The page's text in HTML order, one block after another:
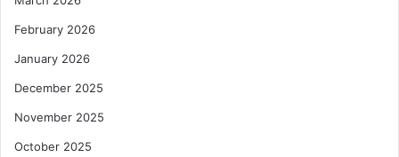
February 2026
January 2026
December 2025
November 2025
October 2025